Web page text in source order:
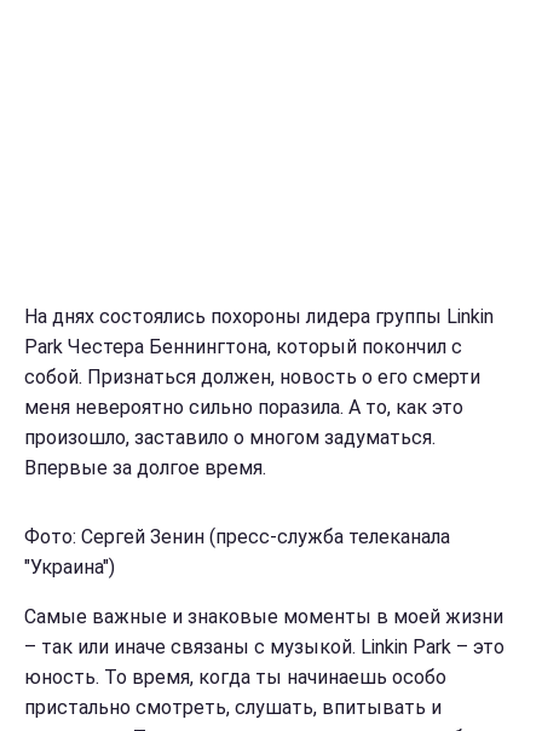
На днях состоялись похороны лидера группы Linkin
Park Честера Беннингтона, который покончил с
собой. Признаться должен, новость о его смерти
меня невероятно сильно поразила. А то, как это
произошло, заставило о многом задуматься.
Впервые за долгое время.
Фото: Сергей Зенин (пресс-служба телеканала
"Украина")
Самые важные и знаковые моменты в моей жизни
– так или иначе связаны с музыкой. Linkin Park – это
юность. То время, когда ты начинаешь особо
пристально смотреть, слушать, впитывать и